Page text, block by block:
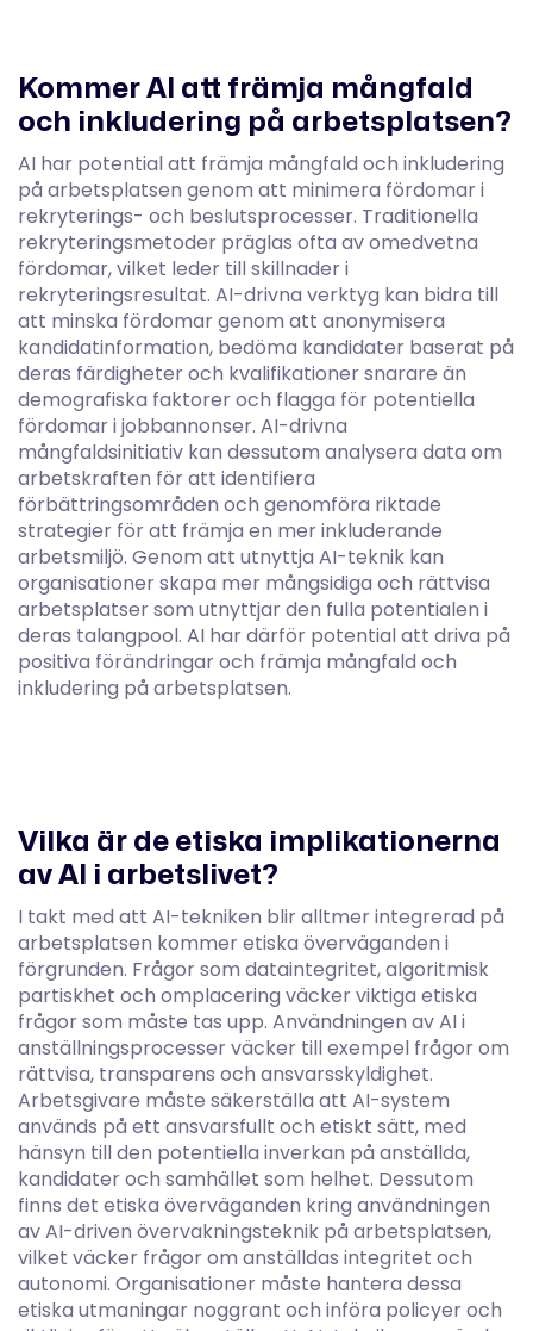
Kommer AI att främja mångfald
och inkludering på arbetsplatsen?
AI har potential att främja mångfald och inkludering
på arbetsplatsen genom att minimera fördomar i
rekryterings- och beslutsprocesser. Traditionella
rekryteringsmetoder präglas ofta av omedvetna
fördomar, vilket leder till skillnader i
rekryteringsresultat. AI-drivna verktyg kan bidra till
att minska fördomar genom att anonymisera
kandidatinformation, bedöma kandidater baserat på
deras färdigheter och kvalifikationer snarare än
demografiska faktorer och flagga för potentiella
fördomar i jobbannonser. AI-drivna
mångfaldsinitiativ kan dessutom analysera data om
arbetskraften för att identifiera
förbättringsområden och genomföra riktade
strategier för att främja en mer inkluderande
arbetsmiljö. Genom att utnyttja AI-teknik kan
organisationer skapa mer mångsidiga och rättvisa
arbetsplatser som utnyttjar den fulla potentialen i
deras talangpool. AI har därför potential att driva på
positiva förändringar och främja mångfald och
inkludering på arbetsplatsen.
Vilka är de etiska implikationerna
av AI i arbetslivet?
I takt med att AI-tekniken blir alltmer integrerad på
arbetsplatsen kommer etiska överväganden i
förgrunden. Frågor som dataintegritet, algoritmisk
partiskhet och omplacering väcker viktiga etiska
frågor som måste tas upp. Användningen av AI i
anställningsprocesser väcker till exempel frågor om
rättvisa, transparens och ansvarsskyldighet.
Arbetsgivare måste säkerställa att AI-system
används på ett ansvarsfullt och etiskt sätt, med
hänsyn till den potentiella inverkan på anställda,
kandidater och samhället som helhet. Dessutom
finns det etiska överväganden kring användningen
av AI-driven övervakningsteknik på arbetsplatsen,
vilket väcker frågor om anställdas integritet och
autonomi. Organisationer måste hantera dessa
etiska utmaningar noggrant och införa policyer och